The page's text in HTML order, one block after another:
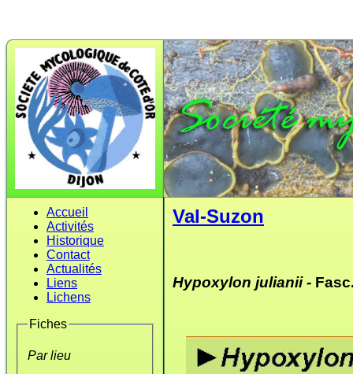
Accueil
Activités
Historique
Contact
Actualités
Liens
Lichens
Fiches
Par lieu
Val-Suzon
Hypoxylon julianii -